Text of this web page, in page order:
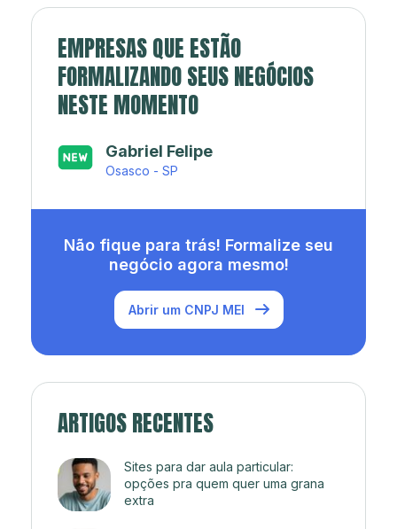
EMPRESAS QUE ESTÃO
FORMALIZANDO SEUS NEGÓCIOS
NESTE MOMENTO
Japa’s açaí e sorveteria
Rio de Janeiro - RJ
Não fique para trás! Formalize seu
negócio agora mesmo!
Abrir um CNPJ MEI
ARTIGOS RECENTES
Sites para dar aula particular:
opções pra quem quer uma grana
extra